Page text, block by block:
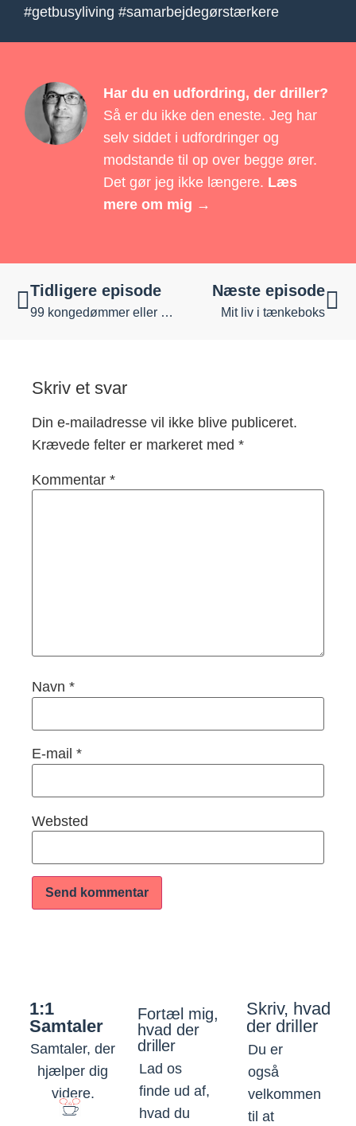
#getbusyliving #samarbejdegørstærkere
Har du en udfordring, der driller?
Så er du ikke den eneste. Jeg har
selv siddet i udfordringer og
modstande til op over begge ører.
Det gør jeg ikke længere. Læs
mere om mig →
Tidligere episode
99 kongedømmer eller 1 kongerige?
Næste episode
Mit liv i tænkeboks
Skriv et svar
Din e-mailadresse vil ikke blive publiceret.
Krævede felter er markeret med *
Kommentar *
Navn *
E-mail *
Websted
Fortæl mig,
hvad der
driller
Lad os
finde ud af,
hvad du
1:1
Samtaler
Samtaler, der
hjælper dig
videre.
Skriv, hvad
der driller
Du er
også
velkommen
til at